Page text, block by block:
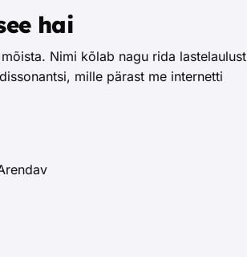
hai
Nimi kõlab nagu rida
mille pärast me internetti